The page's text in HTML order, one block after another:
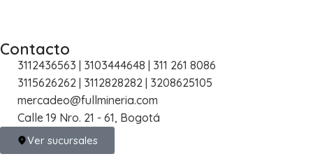
Contacto
3112436563 | 3103444648 | 311 261 8086
3115626262 | 3112828282 | 3208625105
mercadeo@fullmineria.com
Calle 19 Nro. 21 - 61, Bogotá
Ver sucursales